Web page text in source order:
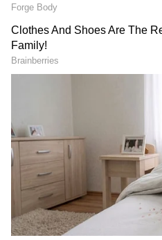
2
3
టవల్స్ ఉతికేటప్పుడు
టవల్స్ విడిగా ఉతకాలి: చాలా